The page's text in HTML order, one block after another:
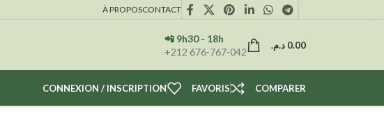
À PROPOSCONTACT
📲 9h30 - 18h
+212 676-767-042
0.00 د.م.
CONNEXION / INSCRIPTION FAVORIS COMPARER